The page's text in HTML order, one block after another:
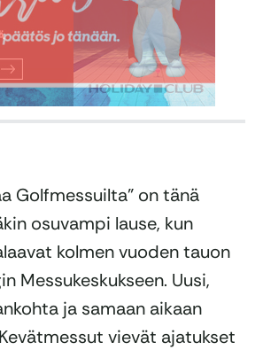
Golfmessuilta” on tänä
osuvampi lause, kun
kolmen vuoden tauon
Messukeskukseen. Uusi,
ja samaan aikaan
vievät ajatukset